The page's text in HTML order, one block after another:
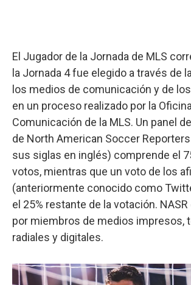
El Jugador de la Jornada de MLS
la Jornada 4 fue elegido a través de
los medios de comunicación y de
en un proceso realizado por la
Comunicación de la MLS. Un panel
de North American Soccer
sus siglas en inglés) comprende el
votos, mientras que un voto de los
(anteriormente conocido como
el 25% restante de la votación.
por miembros de medios impresos,
radiales y digitales.